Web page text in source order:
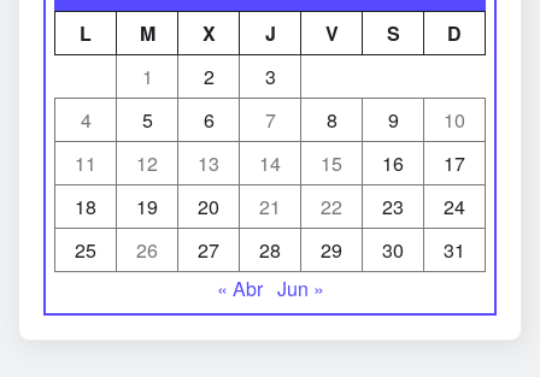
L
M X J V S
D
1
2
3
4
5 6 7 8 9
10
11
12 13 14 15 16
17
18
19 20 21 22 23
24
25
26 27 28 29 30
31
« Abr Jun »